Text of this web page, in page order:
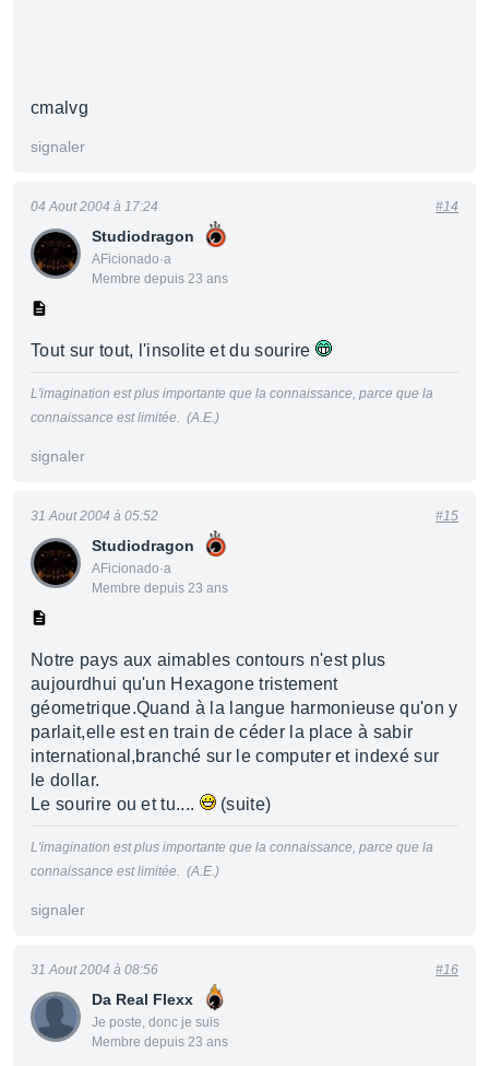
cmalvg
signaler
Studiodragon
AFicionado·a
Membre depuis 23 ans
04 Aout 2004 à 17:24 #14
Tout sur tout, l'insolite et du sourire
L'imagination est plus importante que la connaissance, parce que la
connaissance est limitée. (A.E.)
signaler
Studiodragon
AFicionado·a
Membre depuis 23 ans
31 Aout 2004 à 05:52 #15
Notre pays aux aimables contours n'est plus
aujourdhui qu'un Hexagone tristement
géometrique.Quand à la langue harmonieuse qu'on y
parlait,elle est en train de céder la place à sabir
international,branché sur le computer et indexé sur
le dollar.
Le sourire ou et tu....
(suite)
L'imagination est plus importante que la connaissance, parce que la
connaissance est limitée. (A.E.)
signaler
Da Real Flexx
Je poste, donc je suis
Membre depuis 23 ans
31 Aout 2004 à 08:56 #16